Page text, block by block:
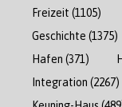
Freizeit (1105)
Geschichte (1375)
Hafen (371)
Integration (2267)